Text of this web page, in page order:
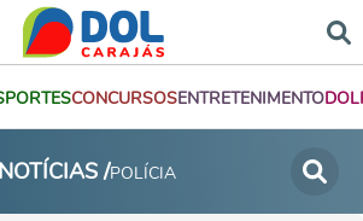
CONCURSOSENTRETENIMENTO
NOTÍCIAS /POLÍCIA